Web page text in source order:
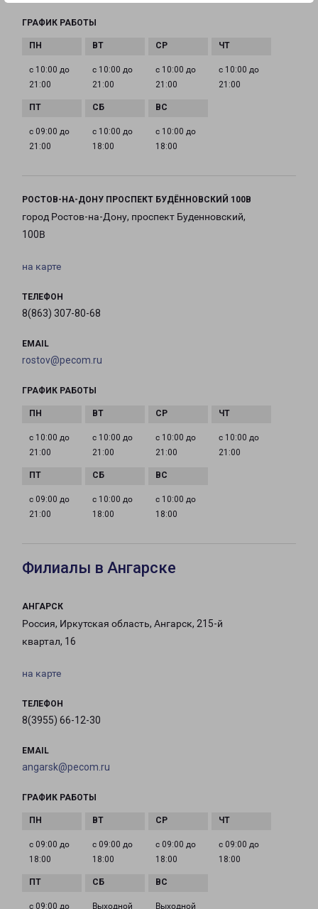
ГРАФИК РАБОТЫ
с 10:00 до
21:00
с 10:00 до
21:00
с 10:00 до
21:00
с 10:00 до
21:00
с 09:00 до
21:00
с 10:00 до
18:00
с 10:00 до
18:00
РОСТОВ-НА-ДОНУ ПРОСПЕКТ БУДЁННОВСКИЙ 100В
город Ростов-на-Дону, проспект Буденновский,
100В
на карте
ТЕЛЕФОН
8(863) 307-80-68
EMAIL
rostov@pecom.ru
ГРАФИК РАБОТЫ
с 10:00 до
21:00
с 10:00 до
21:00
с 10:00 до
21:00
с 10:00 до
21:00
с 09:00 до
21:00
с 10:00 до
18:00
с 10:00 до
18:00
Филиалы в Ангарске
АНГАРСК
Россия, Иркутская область, Ангарск, 215-й
квартал, 16
на карте
ТЕЛЕФОН
8(3955) 66-12-30
EMAIL
angarsk@pecom.ru
ГРАФИК РАБОТЫ
с 09:00 до
18:00
с 09:00 до
18:00
с 09:00 до
18:00
с 09:00 до
18:00
с 09:00 до Выходной Выходной